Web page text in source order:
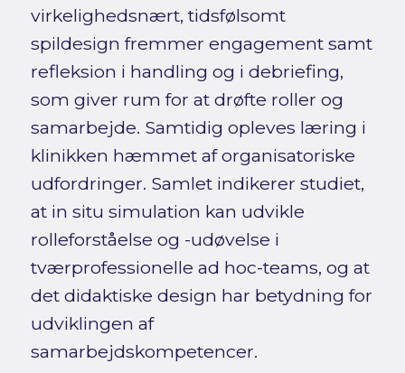
virkelighedsnært, tidsfølsomt
spildesign fremmer engagement samt
refleksion i handling og i debriefing,
som giver rum for at drøfte roller og
samarbejde. Samtidig opleves læring i
klinikken hæmmet af organisatoriske
udfordringer. Samlet indikerer studiet,
at in situ simulation kan udvikle
rolleforståelse og -udøvelse i
tværprofessionelle ad hoc-teams, og at
det didaktiske design har betydning for
udviklingen af
samarbejdskompetencer.